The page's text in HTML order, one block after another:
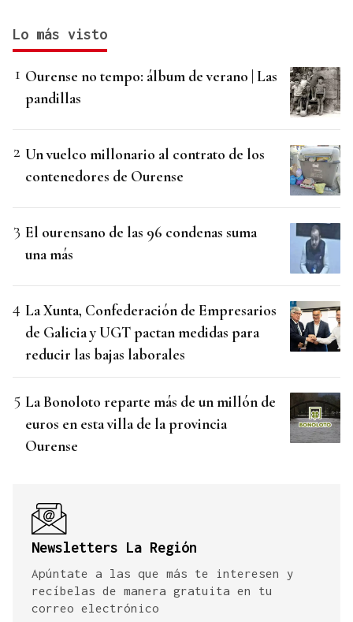
Lo más visto
Ourense no tempo: álbum de verano | Las
pandillas
Un vuelco millonario al contrato de los
contenedores de Ourense
El ourensano de las 96 condenas suma
una más
La Xunta, Confederación de Empresarios
de Galicia y UGT pactan medidas para
reducir las bajas laborales
La Bonoloto reparte más de un millón de
euros en esta villa de la provincia
Ourense
Newsletters La Región
Apúntate a las que más te interesen y
recíbelas de manera gratuita en tu
correo electrónico